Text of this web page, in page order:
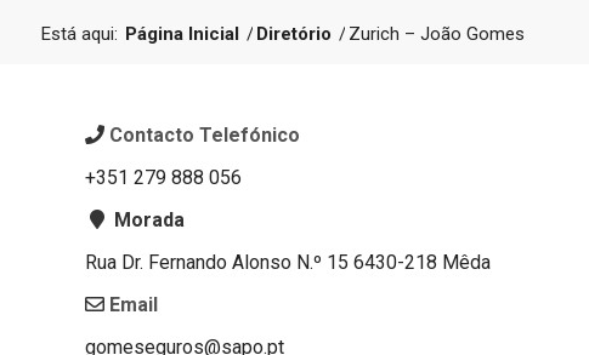
Está aqui: Página Inicial / Diretório / Zurich – João Gomes
Contacto Telefónico
+351279 888 056
Morada
Rua Dr. Fernando Alonso N.º 15 6430-218 Mêda
Email
gomeseguros@sapo.pt